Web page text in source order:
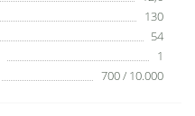
130
54
1
700 / 10.000